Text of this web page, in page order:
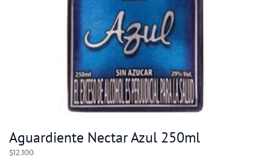
Aguardiente Nectar Azul 250ml
$12.100